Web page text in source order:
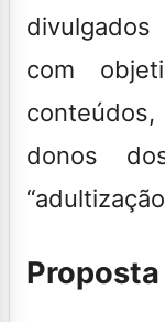
com
donos
Proposta